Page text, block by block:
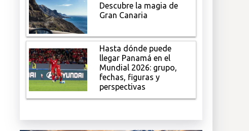
Descubre la magia de
Gran Canaria
Hasta dónde puede
llegar Panamá en el
Mundial 2026: grupo,
fechas, figuras y
perspectivas